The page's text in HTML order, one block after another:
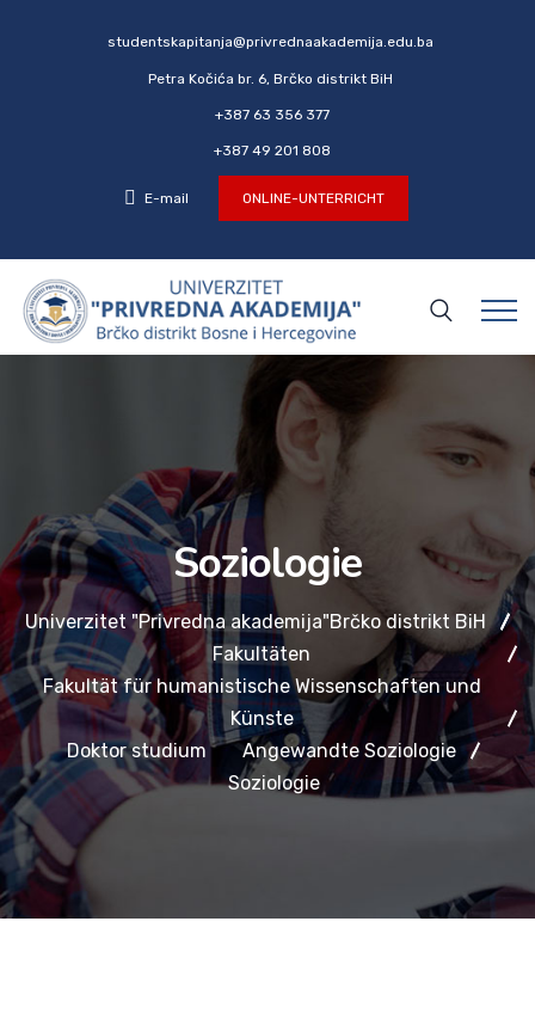
studentskapitanja@privrednaakademija.edu.ba
Petra Kočića br. 6, Brčko distrikt BiH
+387 63 356 377
+387 49 201 808
E-mail ONLINE-UNTERRICHT
Soziologie
Univerzitet "Privredna akademija"Brčko distrikt BiH
Fakultäten
Fakultät für humanistische Wissenschaften und
Künste
Doktor studium
Angewandte Soziologie
Soziologie